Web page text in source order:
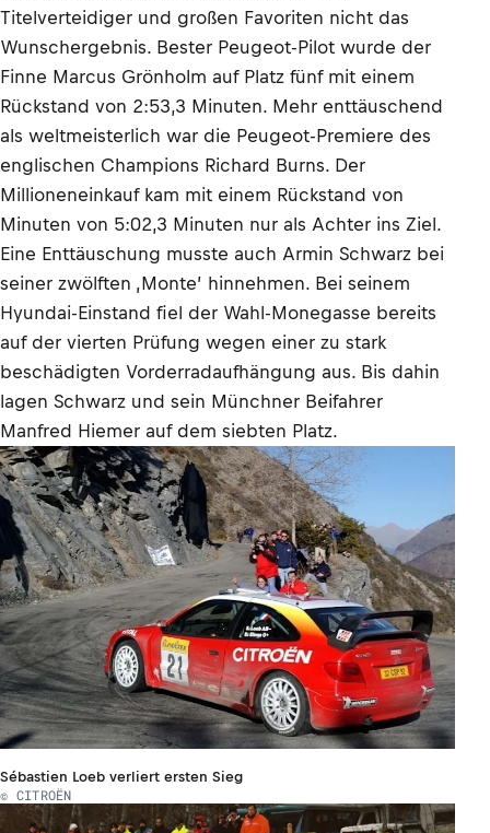
Titelverteidiger und großen Favoriten nicht das
Wunschergebnis. Bester Peugeot-Pilot wurde der
Finne Marcus Grönholm auf Platz fünf mit einem
Rückstand von 2:53,3 Minuten. Mehr enttäuschend
als weltmeisterlich war die Peugeot-Premiere des
englischen Champions Richard Burns. Der
Millioneneinkauf kam mit einem Rückstand von
Minuten von 5:02,3 Minuten nur als Achter ins Ziel.
Eine Enttäuschung musste auch Armin Schwarz bei
seiner zwölften ‚Monte’ hinnehmen. Bei seinem
Hyundai-Einstand fiel der Wahl-Monegasse bereits
auf der vierten Prüfung wegen einer zu stark
beschädigten Vorderradaufhängung aus. Bis dahin
lagen Schwarz und sein Münchner Beifahrer
Manfred Hiemer auf dem siebten Platz.
Sébastien Loeb verliert ersten Sieg
© CITROËN